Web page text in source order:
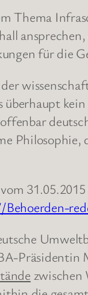
Thema
für die
zwischen